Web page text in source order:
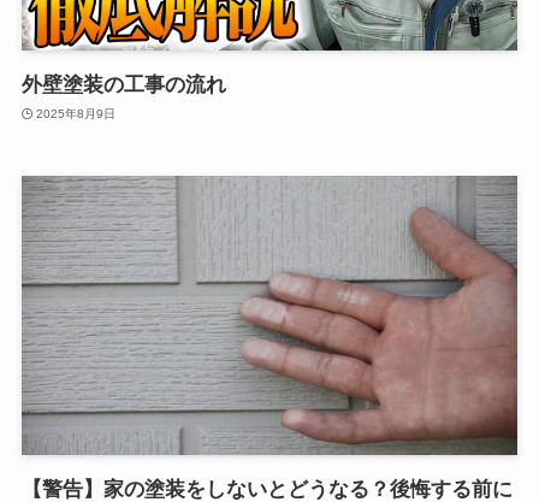
外壁塗装の工事の流れ
2025年8月9日
【警告】家の塗装をしないとどうなる？後悔する前に